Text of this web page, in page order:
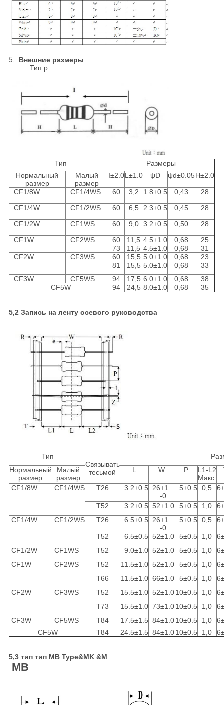
5. Внешние размеры
Тип p
Тип
Размеры
Нормальный
размер
Малый
размер
I±2.0L±1.0 ψD ψd±0.05H±2.0
CF1/8W CF1/4WS 60 3,2 1.8±0.5 0,43
28
CF1/4W
CF1/2WS 60 6,5 2.3±0.5 0,45
28
CF1/2W
CF1WS 60 9,0 3.2±0.5 0,50
28
CF1W
CF2WS 60 11,5 4.5±1.0 0,68
25
73
11,5 4.5±1.0 0,68
31
CF2W
CF3WS 60 15,5 5.0±1.0 0,68
23
81
15,5 5.0±1.0 0,68
33
CF3W
CF5WS 94 17,5 6.0±1.0 0,68
38
CF5W
94 24,5 8.0±1.0 0,68 35
5,2 Запись на ленту осевого руководства
Тип
Связывать
тесьмой
Нормальный
размер
Малый
размер
L W P
L1-L2
Макс.
CF1/8W CF1/4WS T26 3.2±0.5
26+1
-0
5±0.5 0,5
T52 3.2±0.5 52±1.0 5±0.5 1,0
CF1/4W
CF1/2WS T26 6.5±0.5
26+1
-0
5±0.5 0,5
T52 6.5±0.5 52±1.0 5±0.5 1,0
CF1/2W
CF1WS T52 9.0±1.0 52±1.0 5±0.5 1,0
CF1W
CF2WS T52 11.5±1.0 52±1.0 5±0.5 1,0
T66
11.5±1.0 66±1.0 5±0.5 1,0
CF2W
CF3WS T52 15.5±1.0 52±1.010±0.5 1,0
T73
15.5±1.0 73±1.010±0.5 1,0
CF3W
CF5WS T84 17.5±1.5 84±1.010±0.5 1,0
CF5W
T84 24.5±1.5 84±1.010±0.5 1,0
5,3 тип тип MB Type&MK &M
MB